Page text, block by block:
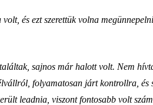
és ezt szerettük volna
sajnos már halott volt. Nem
folyamatosan járt kontrollra, és
leadnia, viszont fontosabb volt